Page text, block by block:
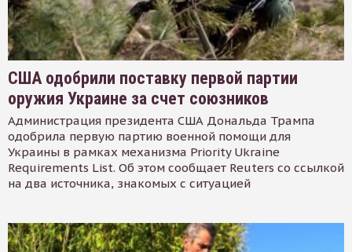
США одобрили поставку первой партии
оружия Украине за счет союзников
Администрация президента США Дональда Трампа
одобрила первую партию военной помощи для
Украины в рамках механизма Priority Ukraine
Requirements List. Об этом сообщает Reuters со ссылкой
на два источника, знакомых с ситуацией